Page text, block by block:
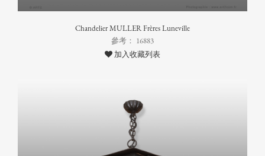
Chandelier MULLER Frères Luneville
參考： 16883
加入收藏列表